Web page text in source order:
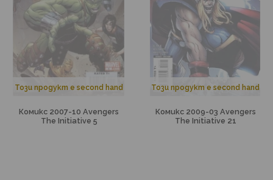
Този продукт е second hand
Комикс 2007-10 Avengers
The Initiative 5
Този продукт е second hand
Комикс 2009-03 Avengers
The Initiative 21